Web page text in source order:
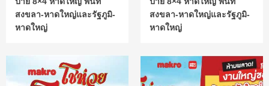
สงขลา-หาดใหญ่และรัฐภูมิ-
หาดใหญ่
สงขลา-หาดใหญ่และรัฐภูมิ-
หาดใหญ่